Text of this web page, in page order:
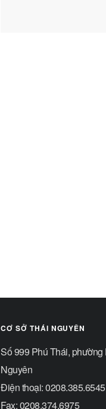
CƠ SỞ THÁI NGUYÊN
Số 999 Phú Thái,
Nguyên
Điện thoại: 0208.385.6545
Fax: 0208.374.6975